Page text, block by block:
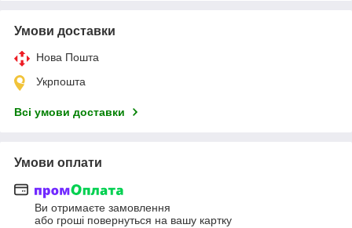
Умови доставки
Нова Пошта
Укрпошта
Всі умови доставки
Умови оплати
Ви отримаєте замовлення
або гроші повернуться на вашу картку